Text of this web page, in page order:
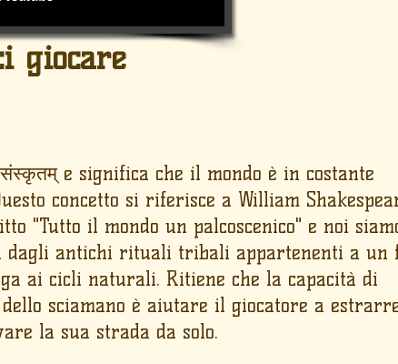
giocare
e significa che il mondo è in costante
concetto si riferisce a William
"Tutto il mondo un palcoscenico" e noi
dagli antichi rituali tribali appartenenti a un
ai cicli naturali. Ritiene che la capacità di
sciamano è aiutare il giocatore a
la sua strada da solo.